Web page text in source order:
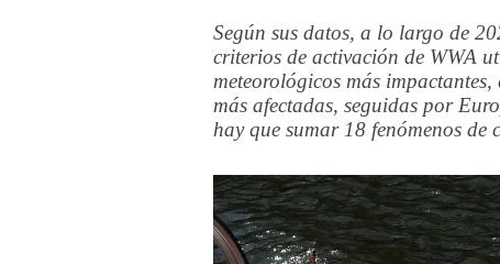
Según sus datos, a lo largo de
criterios de activación de WWA
meteorológicos más
más afectadas, seguidas por
hay que sumar 18 fenómenos de